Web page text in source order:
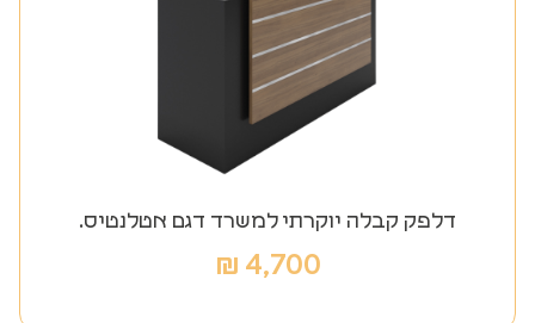
דלפק קבלה יוקרתי למשרד דגם אטלנטיס.
4,700
₪